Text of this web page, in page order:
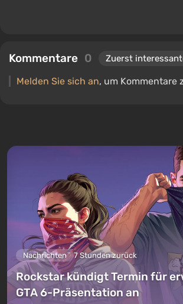
Kommentare 0
Melden Sie sich an, um Kommentare
Nachrichten 7 Stunden zurück
Rockstar kündigt Termin für
GTA 6-Präsentation an